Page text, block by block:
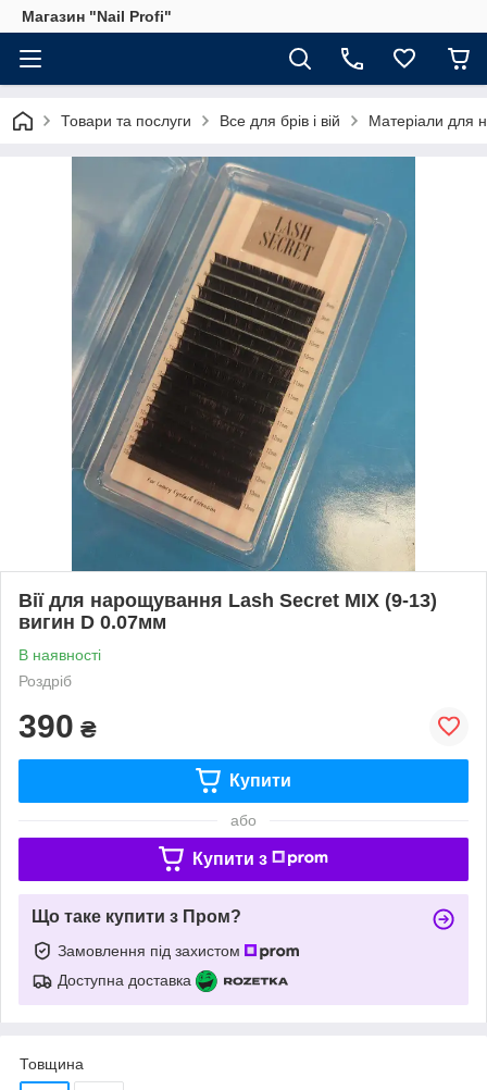
Магазин "Nail Profi"
Товари та послуги Все для брів і вій Матеріали для
Вії для нарощування Lash Secret MIX (9-13)
вигин D 0.07мм
В наявності
Роздріб
390 ₴
Купити
або
Купити з
Що таке купити з Пром?
Замовлення під захистом
Доступна доставка
Товщина